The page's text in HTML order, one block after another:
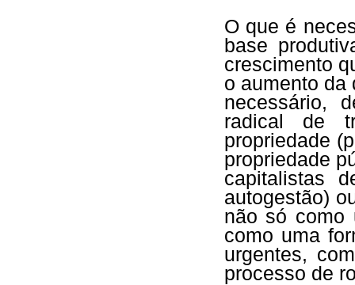
O que é
base
crescimento
o aumento da
necessário,
radical de
propriedade
propriedade
capitalistas
autogestão)
não só como
como uma
urgentes,
processo de